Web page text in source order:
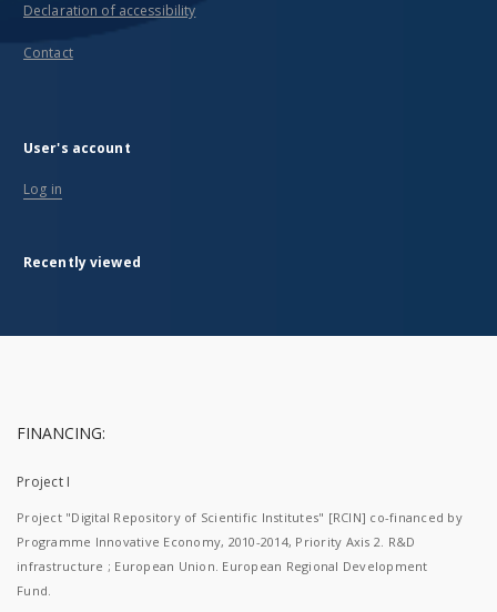
Declaration of accessibility
Contact
User's account
Log in
Recently viewed
FINANCING:
Project I
Project "Digital Repository of Scientific Institutes" [RCIN] co-financed by
Programme Innovative Economy, 2010-2014, Priority Axis 2. R&D
infrastructure ; European Union. European Regional Development
Fund.